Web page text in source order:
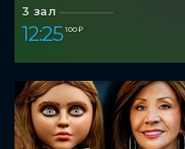
3 зал
12:25 100 ₽